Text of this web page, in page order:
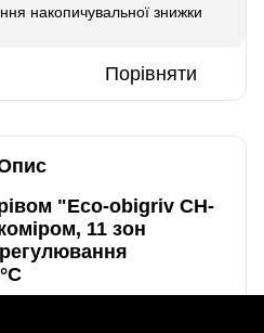
накопичувальної знижки
Порівняти
"Eco-obigriv CH-
11 зон